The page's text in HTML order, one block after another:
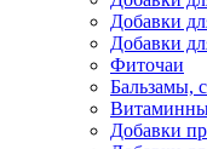
Добавки
Добавки
Фиточаи
Бальзамы,
Добавки